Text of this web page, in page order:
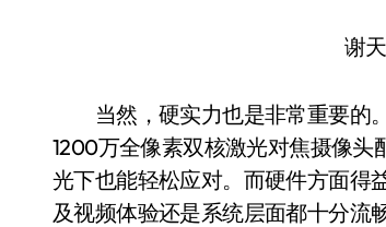
谢
当然，硬实力也是非常重要的。
1200万全像素双核激光对焦摄像头
光下也能轻松应对。而硬件方面得
及视频体验还是系统层面都十分流畅